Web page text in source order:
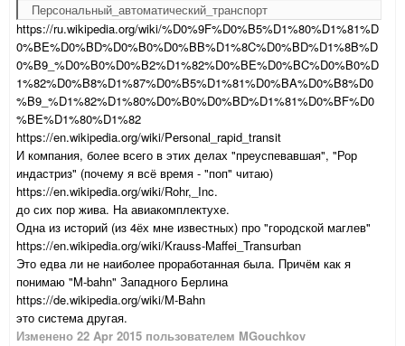
Персональный_автоматический_транспорт
https://ru.wikipedia.org/wiki/%D0%9F%D0%B5%D1%80%D1%81%D
0%BE%D0%BD%D0%B0%D0%BB%D1%8C%D0%BD%D1%8B%D
0%B9_%D0%B0%D0%B2%D1%82%D0%BE%D0%BC%D0%B0%D
1%82%D0%B8%D1%87%D0%B5%D1%81%D0%BA%D0%B8%D0
%B9_%D1%82%D1%80%D0%B0%D0%BD%D1%81%D0%BF%D0
%BE%D1%80%D1%82
https://en.wikipedia.org/wiki/Personal_rapid_transit
И компания, более всего в этих делах "преуспевавшая", "Рор
индастриз" (почему я всё время - "поп" читаю)
https://en.wikipedia.org/wiki/Rohr,_Inc.
до сих пор жива. На авиакомплектухе.
Одна из историй (из 4ёх мне известных) про "городской маглев"
https://en.wikipedia.org/wiki/Krauss-Maffei_Transurban
Это едва ли не наиболее проработанная была. Причём как я
понимаю "M-bahn" Западного Берлина
https://de.wikipedia.org/wiki/M-Bahn
это система другая.
Изменено 22 Apr 2015 пользователем MGouchkov